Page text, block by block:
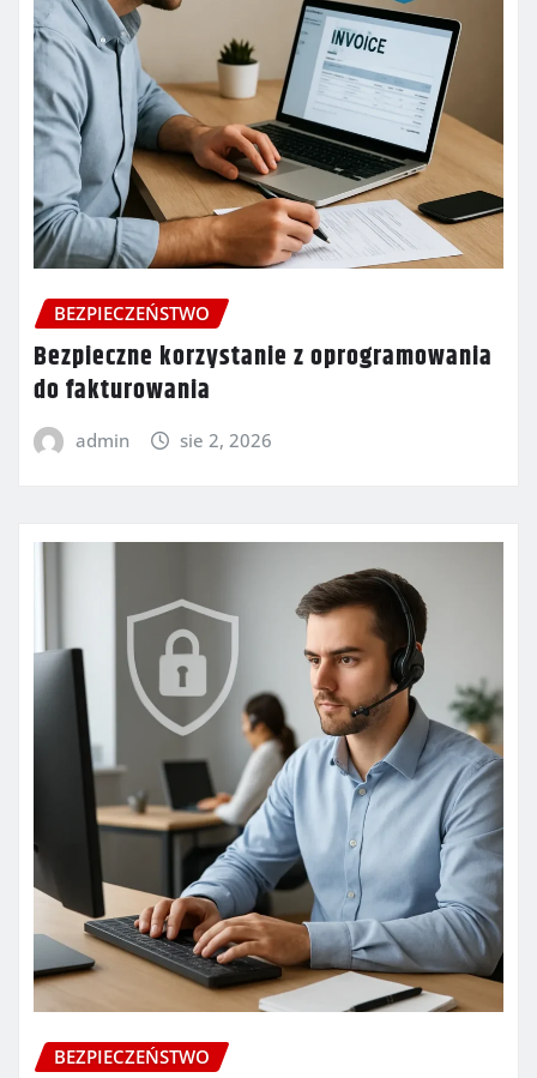
BEZPIECZEŃSTWO
Bezpieczne korzystanie z oprogramowania
do fakturowania
admin sie 2, 2026
BEZPIECZEŃSTWO